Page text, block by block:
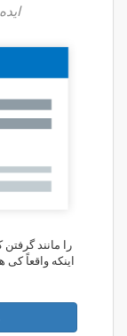
اینکه واقعاً